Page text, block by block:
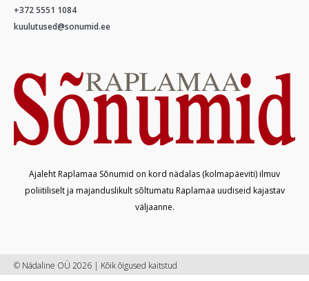
+372 5551 1084
kuulutused@sonumid.ee
Ajaleht Raplamaa Sõnumid on kord nädalas (kolmapäeviti) ilmuv
poliitiliselt ja majanduslikult sõltumatu Raplamaa uudiseid kajastav
väljaanne.
© Nädaline OÜ 2026 | Kõik õigused kaitstud